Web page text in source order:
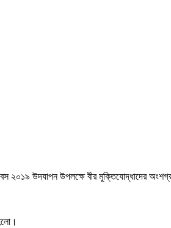
২০১৯ উদযাপন উপলক্ষে বীর মুক্তিযোদ্ধাদের